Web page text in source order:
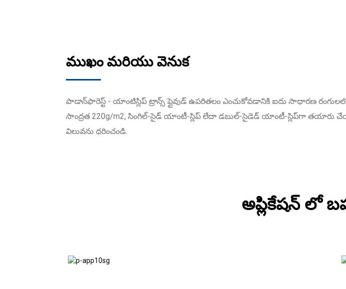
ముఖం మరియు వెనుక
పాడాన్‌ఫారెస్ట్ - యాంటిస్లిప్ ట్రాన్స్ ప్లైవుడ్ ఉపరితలం ఎంచుకోవడానికి ఐదు సాధారణ
సాంద్రత 220g/m2, సింగిల్-సైడ్ యాంటీ-స్లిప్ లేదా డబుల్-సైడెడ్ యాంటీ-స్లిప్‌గా తయారు
విలువను ధరించండి.
అప్లికేషన్ లో